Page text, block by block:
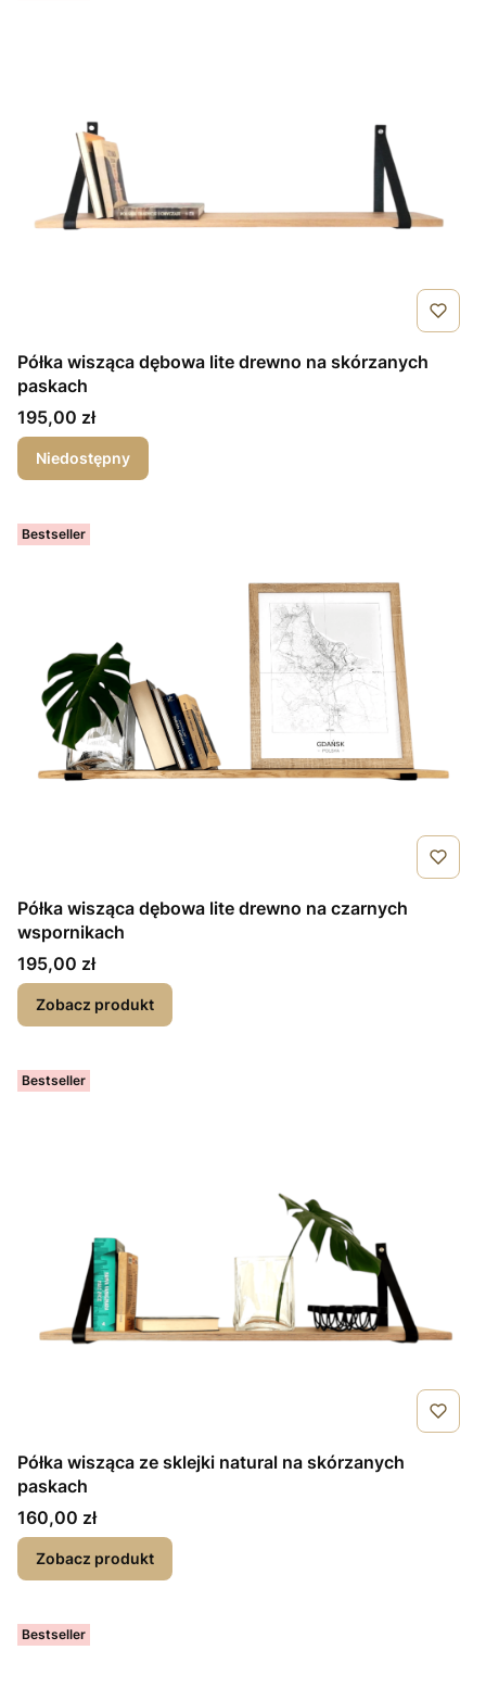
Półka wisząca dębowa lite drewno na skórzanych
paskach
Cena
195,00 zł
Niedostępny
Bestseller
Półka wisząca dębowa lite drewno na czarnych
wspornikach
Cena
195,00 zł
Zobacz produkt
Bestseller
Półka wisząca ze sklejki natural na skórzanych
paskach
Cena
160,00 zł
Zobacz produkt
Bestseller